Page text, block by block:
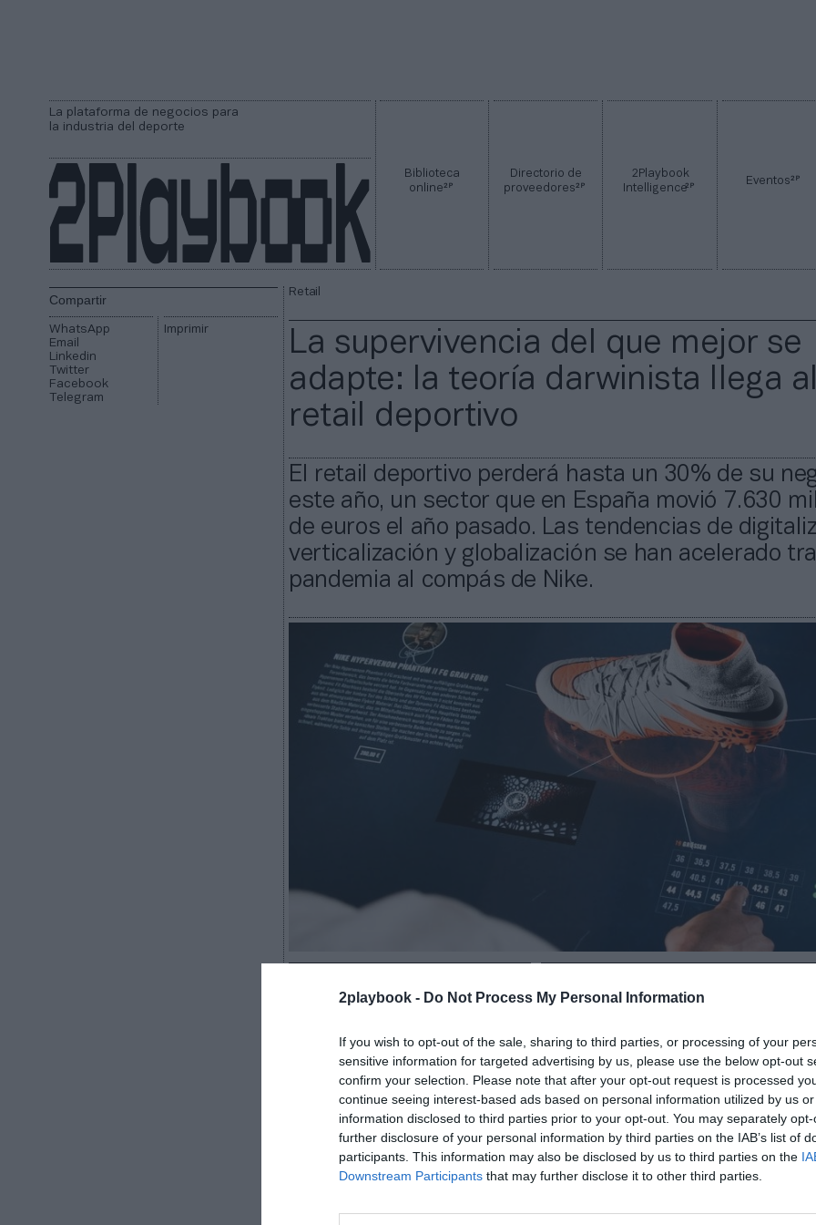
2playbook - Do Not Process My Personal Information
If you wish to opt-out of the sale, sharing to third parties, or processing of your
sensitive information for targeted advertising by us, please use the below opt-out
confirm your selection. Please note that after your opt-out request is processed
continue seeing interest-based ads based on personal information utilized by us
information disclosed to third parties prior to your opt-out. You may separately
further disclosure of your personal information by third parties on the IAB’s list of
participants. This information may also be disclosed by us to third parties on the
Downstream Participants that may further disclose it to other third parties.
La plataforma de negocios para
la industria del deporte
Biblioteca
online2P
Directorio de
proveedores2P
2Playbook
Intelligence2P Eventos2P
Compartir
WhatsApp
Email
Linkedin
Twitter
Facebook
Telegram
Imprimir
Retail
La supervivencia del que mejor se
adapte: la teoría darwinista llega
retail deportivo
El retail deportivo perderá hasta un 30% de su
este año, un sector que en España movió 7.630
de euros el año pasado. Las tendencias de
verticalización y globalización se han acelerado
pandemia al compás de Nike.
Que la crisis provocada por la Covid-19 se ha convertido en la gran
aceleradora de tendencias es hoy una cuestión innegable. El
deportivo, si bien ha logrado capear la crisis con una mayor
otras industrias, af